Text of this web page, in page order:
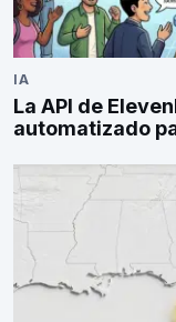
IA
La API de
automatizado